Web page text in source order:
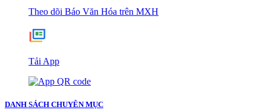
Theo dõi Báo Văn Hóa trên MXH
Tải App
DANH SÁCH CHUYÊN MỤC